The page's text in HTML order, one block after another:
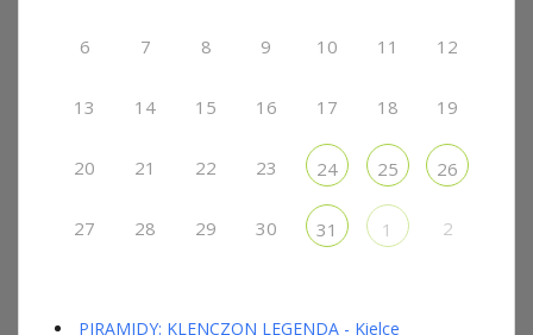
6 7 8 9 10 11 12
13 14 15 16 17 18 19
20 21 22 23 24 25 26
27 28 29 30 31 1 2
PIRAMIDY: KLENCZON LEGENDA - Kielce